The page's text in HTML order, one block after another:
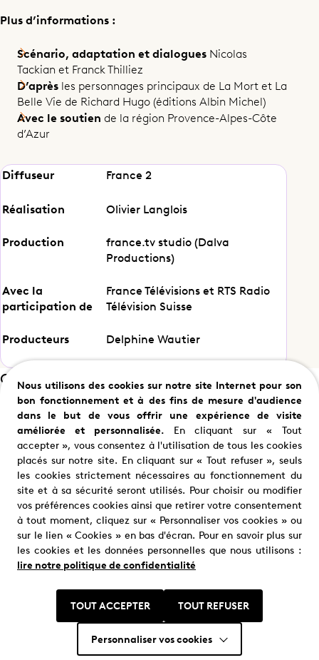
Comme un oiseau sans ailes
Partager cet épisode
Plus d’informations :
Scénario, adaptation et dialogues Nicolas
Tackian et Franck Thilliez
D’après les personnages principaux de La Mort et La
Belle Vie de Richard Hugo (éditions Albin Michel)
Avec le soutien de la région Provence-Alpes-Côte
d’Azur
Diffuseur France 2
Réalisation Olivier Langlois
Production
france.tv studio (Dalva
Productions)
Avec la
participation de
France Télévisions et RTS Radio
Télévision Suisse
Producteurs Delphine Wautier
Casting
Samuel Le Bihan
Alex Hugo
Lionnel Astier
Angelo Battala
Nous trouver
Où nous trouver ?
Nous utilisons des cookies sur notre site Internet pour son
bon fonctionnement et à des fins de mesure d'audience
dans le but de vous offrir une expérience de visite
améliorée et personnalisée.En cliquant sur « Tout
accepter », vous consentez à l'utilisation de tous les cookies
placés sur notre site. En cliquant sur « Tout refuser », seuls
les cookies strictement nécessaires au fonctionnement du
site et à sa sécurité seront utilisés. Pour choisir ou modifier
vos préférences cookies ainsi que retirer votre consentement
à tout moment, cliquez sur « Personnaliser vos cookies » ou
sur le lien « Cookies » en bas d'écran. Pour en savoir plus sur
les cookies et les données personnelles que nous utilisons :
lire notre politique de confidentialité
TOUT ACCEPTER TOUT REFUSER
Personnaliser vos cookies